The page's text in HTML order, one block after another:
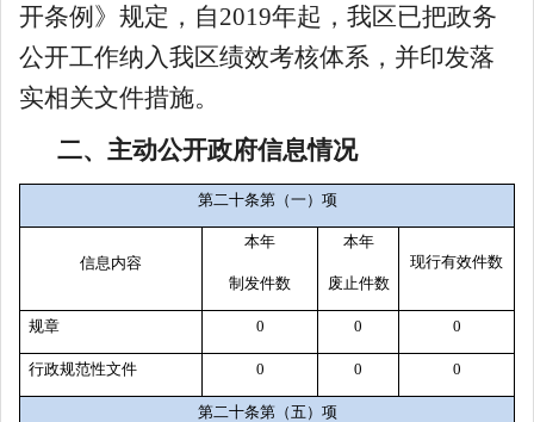
开条例》规定，自2019年起，我区已把政务
公开工作纳入我区绩效考核体系，并印发落
实相关文件措施。
二、主动公开政府信息情况
第二十条第（一）项
信息内容
本年
制发件数
本年
废止件数
现行有效件数
规章 0 0 0
行政规范性文件 0 0 0
第二十条第（五）项